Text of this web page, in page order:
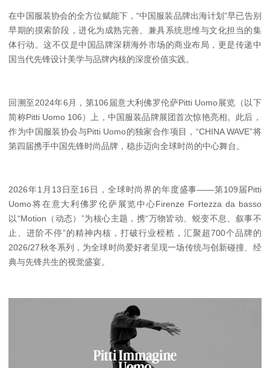
在中国服装协会的全方位赋能下，“中国服装品牌出海计划”早已告别
早期的摸索阶段，进化为成熟完善、兼具系统思维与文化担当的集
体行动。这不仅是中国品牌深耕海外市场的商业布局，更是传递中
国当代先锋设计美学与品牌内核的深度价值实践。
回溯至2024年6月，第106届意大利佛罗伦萨Pitti Uomo展览（以下
简称Pitti Uomo 106）上，中国服装品牌展团首次惊艳亮相。此后，
作为中国服装协会与Pitti Uomo的独家合作项目，“CHINA WAVE”将
第四届携手中国先锋时尚品牌，稳步迈向全球时尚的中心舞台。
2026年1月13日至16日，全球时尚界的年度盛事——第109届Pitti
Uomo将在意大利佛罗伦萨展览中心Firenze Fortezza da basso
以“Motion（动态）”为核心主题，携“万物皆动、蜕变不息、叙事不
止、进阶不停”的精神内核，打破行业桎梏，汇聚超700个品牌的
2026/27秋冬系列，为全球时尚爱好者呈现一场传统与创新碰撞、经
典与先锋共生的视觉盛宴。